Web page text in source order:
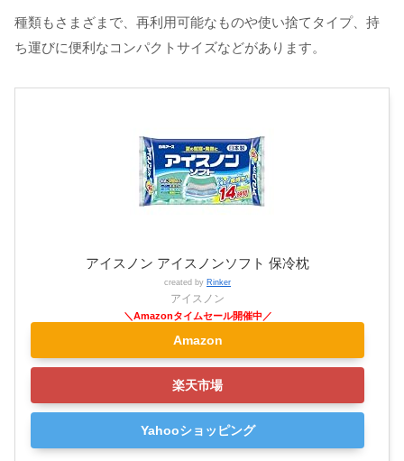
種類もさまざまで、再利用可能なものや使い捨てタイプ、持
ち運びに便利なコンパクトサイズなどがあります。
アイスノン アイスノンソフト 保冷枕
created by Rinker
アイスノン
Amazon
楽天市場
Yahooショッピング